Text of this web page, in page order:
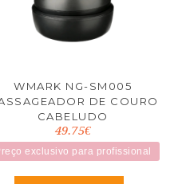
WMARK NG-SM005
DE COURO
CABELUDO
49.75€
exclusivo para profissional